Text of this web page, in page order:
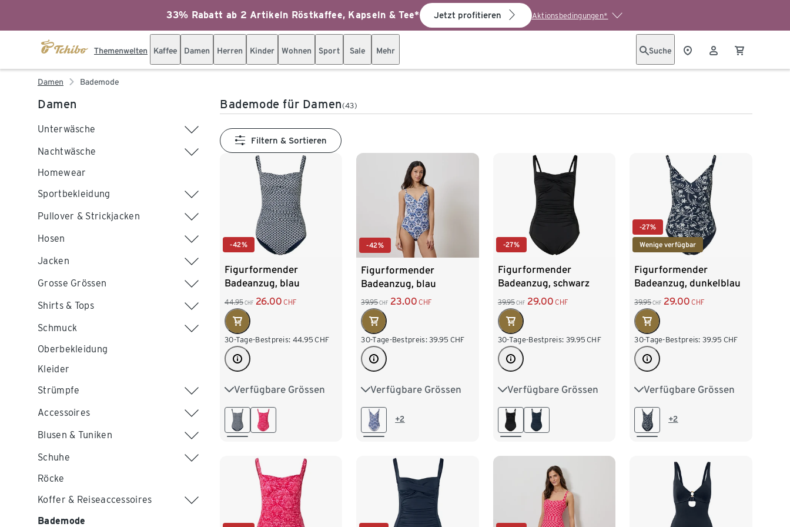
33% Rabatt ab 2 Artikeln Röstkaffee, Kapseln & Tee* Jetzt profitieren Aktionsbedingungen*
Themenwelten Kaffee Damen Herren Kinder Wohnen Sport Sale Mehr Suche
Damen Bademode
Damen
Unterwäsche
Nachtwäsche
Homewear
Sportbekleidung
Pullover & Strickjacken
Hosen
Jacken
Grosse Grössen
Shirts & Tops
Schmuck
Oberbekleidung
Kleider
Strümpfe
Accessoires
Blusen & Tuniken
Schuhe
Röcke
Koffer & Reiseaccessoires
Bademode
Bademode für Damen(43)
Filtern & Sortieren
-42%
Figurformender
Badeanzug, blau
44.95 CHF 26.00 CHF
30-Tage-Bestpreis: 44.95 CHF
Verfügbare Grössen
38 40 42 44
46 48
-42%
Figurformender
Badeanzug, blau
39.95 CHF 23.00 CHF
30-Tage-Bestpreis: 39.95 CHF
Verfügbare Grössen
38 40 42 44
46 48
+2
-27%
Figurformender
Badeanzug, schwarz
39.95 CHF 29.00 CHF
30-Tage-Bestpreis: 39.95 CHF
Verfügbare Grössen
38 40 42 44
46 48
-27%
Wenige verfügbar
Figurformender
Badeanzug, dunkelblau
39.95 CHF 29.00 CHF
30-Tage-Bestpreis: 39.95 CHF
Verfügbare Grössen
38 40 42 44
46 48
+2